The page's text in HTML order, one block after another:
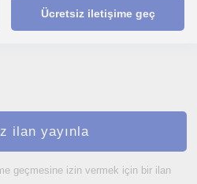
Ücretsiz iletişime geç
ilan yayınla
geçmesine izin vermek için bir ilan